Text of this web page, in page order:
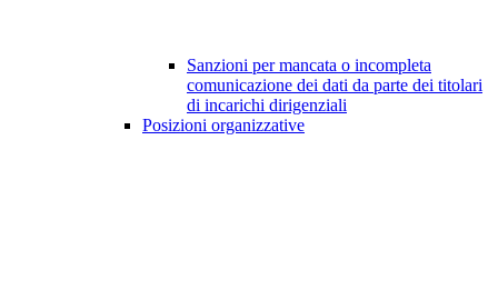
Sanzioni per mancata o incompleta
comunicazione dei dati da parte dei titolari
di incarichi dirigenziali
Posizioni organizzative